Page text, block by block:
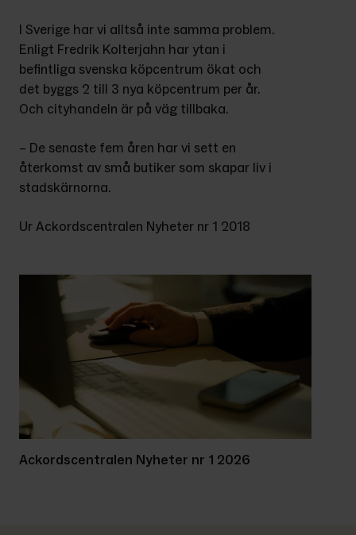
I Sverige har vi alltså inte samma problem.
Enligt Fredrik Kolterjahn har ytan i
befintliga svenska köpcentrum ökat och
det byggs 2 till 3 nya köpcentrum per år.
Och cityhandeln är på väg tillbaka.
– De senaste fem åren har vi sett en
återkomst av små butiker som skapar liv i
stadskärnorna.
Ur Ackordscentralen Nyheter nr 1 2018
Ackordscentralen Nyheter nr 1 2026